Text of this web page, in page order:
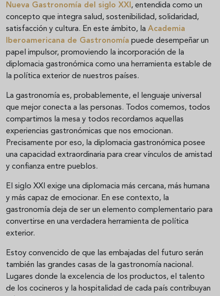
Nueva Gastronomía del siglo XXI, entendida como un
concepto que integra salud, sostenibilidad, solidaridad,
satisfacción y cultura. En este ámbito, la Academia
Iberoamericana de Gastronomía puede desempeñar un
papel impulsor, promoviendo la incorporación de la
diplomacia gastronómica como una herramienta estable de
la política exterior de nuestros países.
La gastronomía es, probablemente, el lenguaje universal
que mejor conecta a las personas. Todos comemos, todos
compartimos la mesa y todos recordamos aquellas
experiencias gastronómicas que nos emocionan.
Precisamente por eso, la diplomacia gastronómica posee
una capacidad extraordinaria para crear vínculos de amistad
y confianza entre pueblos.
El siglo XXI exige una diplomacia más cercana, más humana
y más capaz de emocionar. En ese contexto, la
gastronomía deja de ser un elemento complementario para
convertirse en una verdadera herramienta de política
exterior.
Estoy convencido de que las embajadas del futuro serán
también las grandes casas de la gastronomía nacional.
Lugares donde la excelencia de los productos, el talento
de los cocineros y la hospitalidad de cada país contribuyan